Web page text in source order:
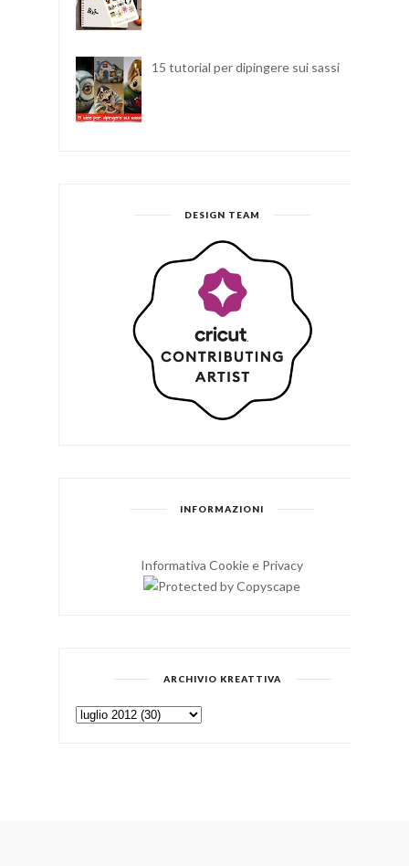
15 tutorial per dipingere sui sassi
DESIGN TEAM
INFORMAZIONI
Informativa Cookie e Privacy
ARCHIVIO KREATTIVA